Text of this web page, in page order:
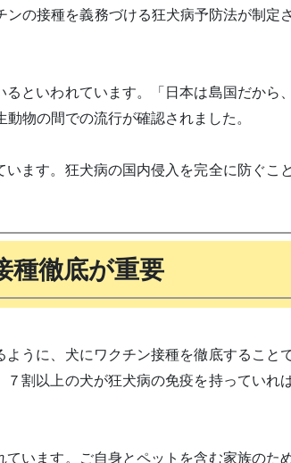
の接種を義務づける狂犬病予防法が制定
といわれています。「日本は島国だから
物の間での流行が確認されました。
ます。狂犬病の国内侵入を完全に防ぐこ
種徹底が重要
うに、犬にワクチン接種を徹底すること
割以上の犬が狂犬病の免疫を持っていれ
います。ご自身とペットを含む家族のた